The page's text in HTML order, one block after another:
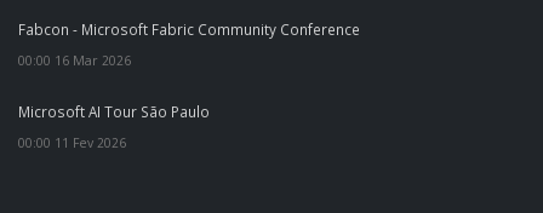
Fabcon - Microsoft Fabric Community Conference
00:00 16 Mar 2026
Microsoft AI Tour São Paulo
00:00 11 Fev 2026